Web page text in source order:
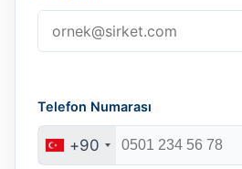
Telefon Numarası
+90